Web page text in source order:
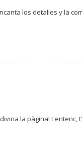
los detalles y la
la pàgina! t'entenc,